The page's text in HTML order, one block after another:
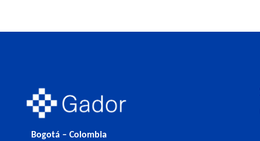
Bogotá – Colombia